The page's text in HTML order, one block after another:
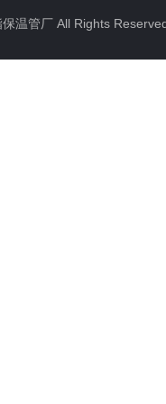
温管厂 All Rights